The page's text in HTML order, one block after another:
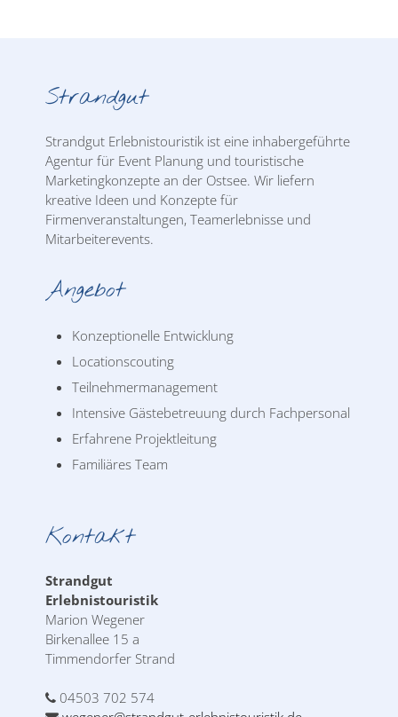
Strandgut
Strandgut Erlebnistouristik ist eine inhabergeführte
Agentur für Event Planung und touristische
Marketingkonzepte an der Ostsee. Wir liefern
kreative Ideen und Konzepte für
Firmenveranstaltungen, Teamerlebnisse und
Mitarbeiterevents.
Angebot
Konzeptionelle Entwicklung
Locationscouting
Teilnehmermanagement
Intensive Gästebetreuung durch Fachpersonal
Erfahrene Projektleitung
Familiäres Team
Kontakt
Strandgut
Erlebnistouristik
Marion Wegener
Birkenallee 15 a
Timmendorfer Strand
04503 702 574